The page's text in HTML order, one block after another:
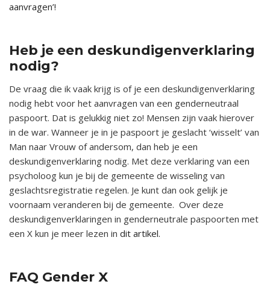
aanvragen’!
Heb je een deskundigenverklaring
nodig?
De vraag die ik vaak krijg is of je een deskundigenverklaring
nodig hebt voor het aanvragen van een genderneutraal
paspoort. Dat is gelukkig niet zo! Mensen zijn vaak hierover
in de war. Wanneer je in je paspoort je geslacht ‘wisselt’ van
Man naar Vrouw of andersom, dan heb je een
deskundigenverklaring nodig. Met deze verklaring van een
psycholoog kun je bij de gemeente de wisseling van
geslachtsregistratie regelen. Je kunt dan ook gelijk je
voornaam veranderen bij de gemeente. Over deze
deskundigenverklaringen in genderneutrale paspoorten met
een X kun je meer lezen in dit artikel.
FAQ Gender X